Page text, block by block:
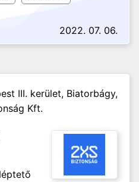
2022. 07. 06.
III. kerület, Biatorbágy,
Kft.